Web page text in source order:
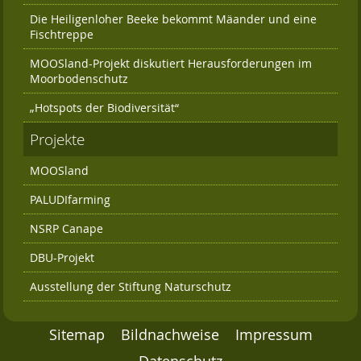
Der Beirat
Finanzierung
Förderverein
Satzung der Stiftung Naturschutz
Links
Kontakt
Die Heiligenloher Beeke bekommt Mäander und eine
Fischtreppe
MOOSland-Projekt diskutiert Herausforderungen im
Moorbodenschutz
„Hotspots der Biodiversität“
Projekte
MOOSland
PALUDIfarming
NSRP Canape
DBU-Projekt
Ausstellung der Stiftung Naturschutz
Sitemap Bildnachweise
Impressum